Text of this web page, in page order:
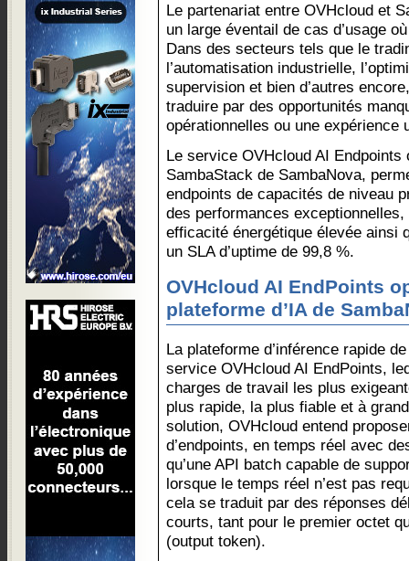
Le partenariat entre OVHcloud et
un large éventail de cas d’usage
Dans des secteurs tels que le
l’automatisation industrielle,
supervision et bien d’autres
traduire par des opportunités
opérationnelles ou une expérience
Le service OVHcloud AI
SambaStack de SambaNova,
endpoints de capacités de niveau
des performances
efficacité énergétique élevée ainsi
un SLA d’uptime de 99,8 %.
OVHcloud AI EndPoints
plateforme d’IA de
La plateforme d’inférence rapide
service OVHcloud AI EndPoints,
charges de travail les plus
plus rapide, la plus fiable et à
solution, OVHcloud entend
d’endpoints, en temps réel avec
qu’une API batch capable de
lorsque le temps réel n’est pas
cela se traduit par des réponses
courts, tant pour le premier octet
(output token).